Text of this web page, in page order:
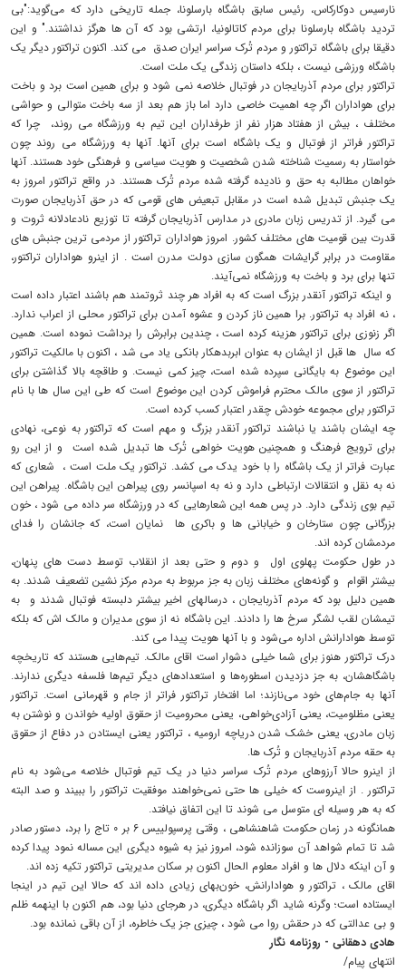
نارسیس دوکارکاس، رئیس سابق باشگاه بارسلونا، جمله تاریخی دارد که می‌گوید:"بی
تردید باشگاه بارسلونا برای مردم کاتالونیا، ارتشی بود که آن ها هرگز نداشتند." و این
دقیقا برای باشگاه تراکتور و مردم تُرک سراسر ایران صدق می کند. اکنون تراکتور دیگر یک
باشگاه ورزشی نیست ، بلکه داستان زندگی یک ملت است.
تراکتور برای مردم آذربایجان در فوتبال خلاصه نمی شود و برای همین است برد و باخت
برای هواداران اگر چه اهمیت خاصی دارد اما باز هم بعد از سه باخت متوالی و حواشی
مختلف ، بیش از هفتاد هزار نفر از طرفداران این تیم به ورزشگاه می روند، چرا که
تراکتور فراتر از فوتبال و یک باشگاه است برای آنها. آنها به ورزشگاه می روند چون
خواستار به رسمیت شناخته شدن شخصیت و هویت سیاسی و فرهنگی خود هستند. آنها
خواهان مطالبه به حق و نادیده گرفته شده مردم تُرک هستند. در واقع تراکتور امروز به
یک جنبش تبدیل شده است در مقابل تبعیض های قومی که در حق آذربایجان صورت
می گیرد. از تدریس زبان مادری در مدارس آذربایجان گرفته تا توزیع نادعادلانه ثروت و
قدرت بین قومیت های مختلف کشور. امروز هواداران تراکتور از مردمی ترین جنبش های
مقاومت در برابر گرایشات همگون سازی دولت مدرن است . از اینرو هواداران تراکتور،
تنها برای برد و باخت به ورزشگاه نمی‌آیند.
و اینکه تراکتور آنقدر بزرگ است که به افراد هر چند ثروتمند هم باشند اعتبار داده است
، نه افراد به تراکتور. برا همین ناز کردن و عشوه آمدن برای تراکتور محلی از اعراب ندارد.
اگر زنوزی برای تراکتور هزینه کرده است ، چندین برابرش را برداشت نموده است. همین
که سال ها قبل از ایشان به عنوان ابربدهکار بانکی یاد می شد ، اکنون با مالکیت تراکتور
این موضوع به بایگانی سپرده شده است، چیز کمی نیست. و طاقچه بالا گذاشتن برای
تراکتور از سوی مالک محترم فراموش کردن این موضوع است که طی این سال ها با نام
تراکتور برای مجموعه خودش چقدر اعتبار کسب کرده است.
چه ایشان باشند یا نباشند تراکتور آنقدر بزرگ و مهم است که تراکتور به نوعی، نهادی
برای ترویج فرهنگ و همچنین هویت خواهی تُرک ها تبدیل شده است و از این رو
عبارت فراتر از یک باشگاه را با خود یدک می کشد. تراکتور یک ملت است ، شعاری که
نه به نقل و انتقالات ارتباطی دارد و نه به اسپانسر روی پیراهن این باشگاه. پیراهن این
تیم بوی زندگی دارد. در پس همه این شعارهایی که در ورزشگاه سر داده می شود ، خون
بزرگانی چون ستارخان و خیابانی ها و باکری ها نمایان است، که جانشان را فدای
مردمشان کرده اند.
در طول حکومت پهلوی اول و دوم و حتی بعد از انقلاب توسط دست های پنهان،
بیشتر اقوام و گونه‌های مختلف زبان به جز مربوط به مردم مرکز نشین تضعیف شدند. به
همین دلیل بود که مردم آذربایجان ، درسالهای اخیر بیشتر دلبسته فوتبال شدند و به
تیمشان لقب لشگر سرخ ها را دادند. این باشگاه نه از سوی مدیران و مالک اش که بلکه
توسط هوادارانش اداره می‌شود و با آنها هویت پیدا می کند.
درک تراکتور هنوز برای شما خیلی دشوار است اقای مالک. تیم‌هایی هستند که تاریخچه
باشگاهشان، به جز دزدیدن اسطوره‌ها و استعدادهای دیگر تیم‌ها فلسفه دیگری ندارند.
آنها به جام‌های خود می‌نازند؛ اما افتخار تراکتور فراتر از جام و قهرمانی است. تراکتور
یعنی مظلومیت، یعنی آزادی‌خواهی، یعنی محرومیت از حقوق اولیه خواندن و نوشتن به
زبان مادری، یعنی خشک شدن دریاچه ارومیه ، تراکتور یعنی ایستادن در دفاع از حقوق
به حقه مردم آذربایجان و تُرک ها.
از اینرو حالا آرزوهای مردم تُرک سراسر دنیا در یک تیم فوتبال خلاصه می‌شود به نام
تراکتور . از اینروست که خیلی ها حتی نمی‌خواهند موفقیت تراکتور را ببیند و صد البته
که به هر وسیله ای متوسل می شوند تا این اتفاق نیافتد.
همانگونه در زمان حکومت شاهنشاهی ، وقتی پرسپولییس 6 بر 0 تاج را برد، دستور صادر
شد تا تمام شواهد آن سوزانده شود، امروز نیز به شیوه دیگری این مساله نمود پیدا کرده
و آن اینکه دلال ها و افراد معلوم الحال اکنون بر سکان مدیریتی تراکتور تکیه زده اند.
اقای مالک ، تراکتور و هوادارانش، خون‌بهای زیادی داده اند که حالا این تیم در اینجا
ایستاده است؛ وگرنه شاید اگر باشگاه دیگری، در هرجای دنیا بود، هم اکنون با اینهمه ظلم
و بی عدالتی که در حقش روا می شود ، چیزی جز یک خاطره، از آن باقی نمانده بود.
هادی دهقانی - روزنامه نگار
انتهای پیام/